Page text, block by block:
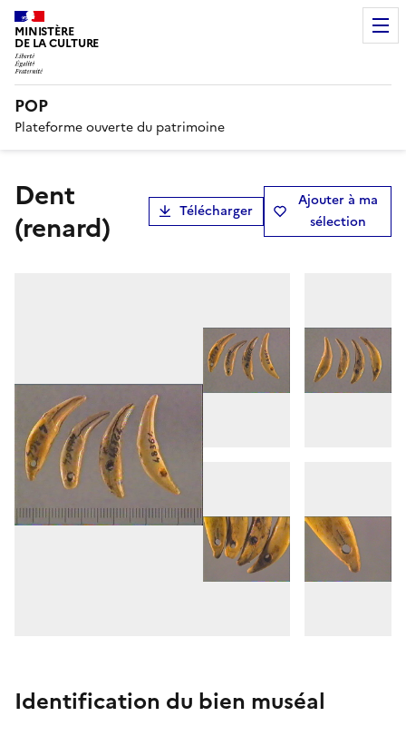
MINISTÈRE
DE LA CULTURE
POP
Plateforme ouverte du patrimoine
dent
(renard)
Télécharger
Ajouter à ma
sélection
Identification du bien muséal